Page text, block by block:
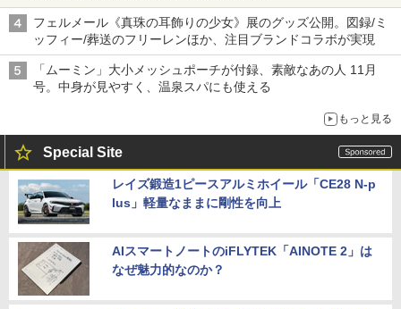
フェルメール《真珠の耳飾りの少女》展のグッズ公開。図録/ミ
ッフィー/葬送のフリーレンほか、注目ブランドコラボが実現
「ムーミン」大小メッシュポーチが付録、素敵なあの人 11月
号。中身が見やすく、温泉スパにも使える
もっと見る
Special Site
レイズ鍛造1ピースアルミホイール「CE28 N-p
lus」軽量なままに剛性を向上
AIスマートノートのiFLYTEK「AINOTE 2」は
なぜ魅力的なのか？